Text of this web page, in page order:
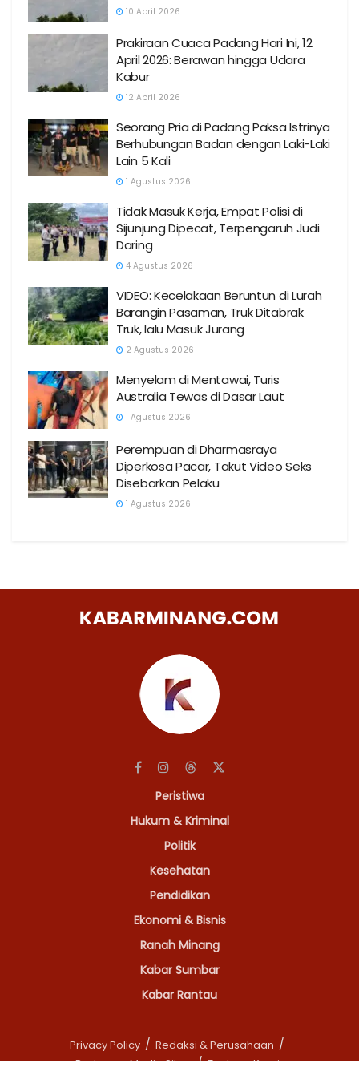
10 April 2026
Prakiraan Cuaca Padang Hari Ini, 12
April 2026: Berawan hingga Udara
Kabur
12 April 2026
Seorang Pria di Padang Paksa Istrinya
Berhubungan Badan dengan Laki-Laki
Lain 5 Kali
1 Agustus 2026
Tidak Masuk Kerja, Empat Polisi di
Sijunjung Dipecat, Terpengaruh Judi
Daring
4 Agustus 2026
VIDEO: Kecelakaan Beruntun di Lurah
Barangin Pasaman, Truk Ditabrak
Truk, lalu Masuk Jurang
2 Agustus 2026
Menyelam di Mentawai, Turis
Australia Tewas di Dasar Laut
1 Agustus 2026
Perempuan di Dharmasraya
Diperkosa Pacar, Takut Video Seks
Disebarkan Pelaku
1 Agustus 2026
Peristiwa
Hukum & Kriminal
Politik
Kesehatan
Pendidikan
Ekonomi & Bisnis
Ranah Minang
Kabar Sumbar
Kabar Rantau
Privacy Policy
Redaksi & Perusahaan
Pedoman Media Siber
Tentang Kami